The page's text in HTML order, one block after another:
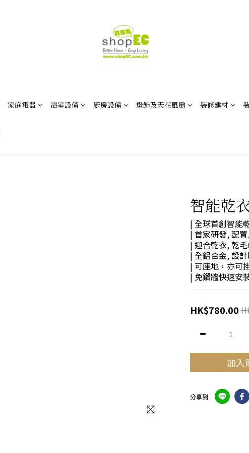
家庭電器 浴室設備 廚房設備 燈飾及天花風扇 裝修建材
智能乾
| 全球首創智能
| 首家研發, 配
| 迎合乾衣, 乾
| 全鋁合金, 設
| 可座地，亦可
| 免鑽牆快速安
HK$780.00
加入
分享到